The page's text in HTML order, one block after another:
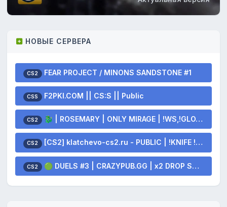
НОВЫЕ СЕРВЕРА
CS2 FEAR PROJECT / MINONS SANDSTONE #1
CSS F2PKI.COM || CS:S || Public
CS2 🐉 | ROSEMARY | ONLY MIRAGE | !WS,!GLOVES,!KNIFE 🐲
CS2 [CS2] klatchevo-cs2.ru - PUBLIC | !KNIFE !SKINS
CS2 🟢 DUELS #3 | CRAZYPUB.GG | x2 DROP SKINS